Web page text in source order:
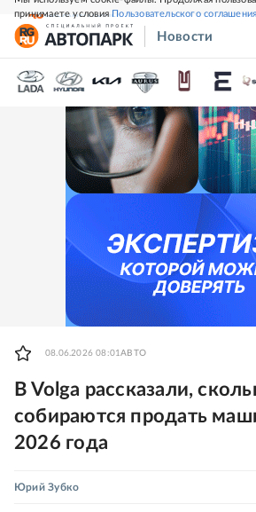
принимаете условияПользовательского соглашения
СВЕЖИЙ НОМЕР
Новости
08.06.2026 08:01АВТО
В Volga рассказали,
собираются продать
2026 года
Юрий Зубко